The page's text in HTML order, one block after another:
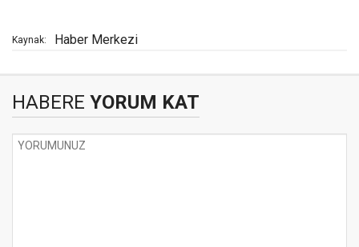
Kaynak: Haber Merkezi
HABERE YORUM KAT